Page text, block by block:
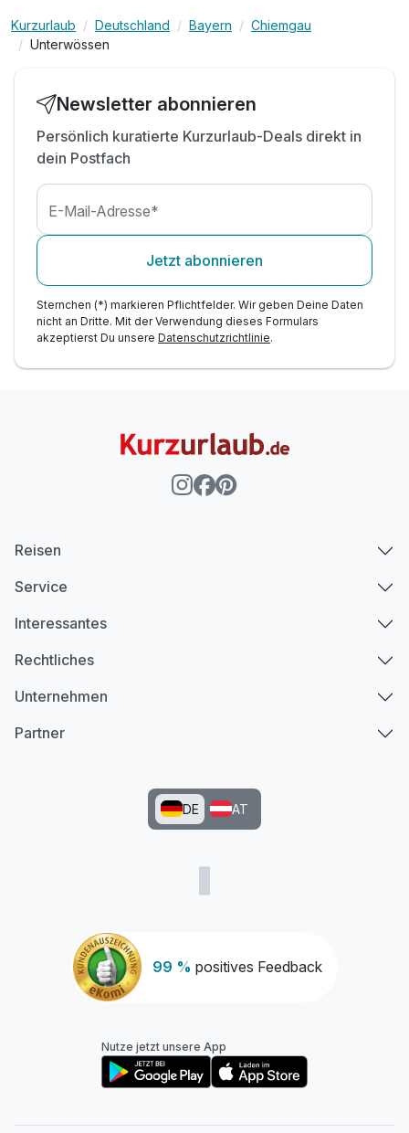
Kurzurlaub Deutschland Bayern
Chiemgau
Unterwössen
Newsletter abonnieren
Persönlich kuratierte Kurzurlaub-Deals direkt in
dein Postfach
E-Mail-Adresse*
Jetzt abonnieren
Sternchen (*) markieren Pflichtfelder. Wir geben Deine Daten
nicht an Dritte. Mit der Verwendung dieses Formulars
akzeptierst Du unsere Datenschutzrichtlinie.
99 % positives Feedback
Reisen
Service
Interessantes
Rechtliches
Unternehmen
Partner
DE AT
Nutze jetzt unsere App